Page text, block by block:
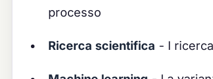
processo
Ricerca scientifica - I